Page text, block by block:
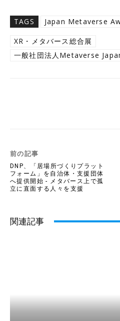
TAGS Japan Metaverse
XR・メタバース総合展
一般社団法人Metaverse
前の記事
DNP、「居場所づくりプラット
フォーム」を自治体・支援団体
へ提供開始 - メタバース上で孤
立に直面する人々を支援
関連記事